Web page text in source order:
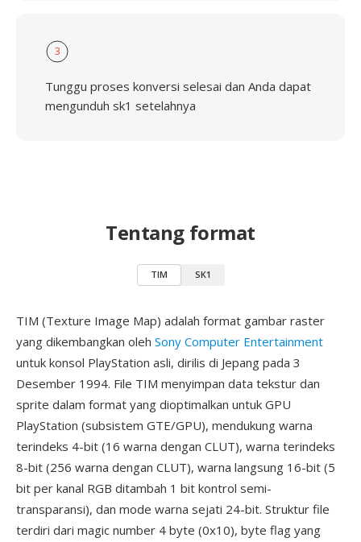
3
Tunggu proses konversi selesai dan Anda dapat
mengunduh sk1 setelahnya
Tentang format
TIM SK1
TIM (Texture Image Map) adalah format gambar raster
yang dikembangkan oleh Sony Computer Entertainment
untuk konsol PlayStation asli, dirilis di Jepang pada 3
Desember 1994. File TIM menyimpan data tekstur dan
sprite dalam format yang dioptimalkan untuk GPU
PlayStation (subsistem GTE/GPU), mendukung warna
terindeks 4-bit (16 warna dengan CLUT), warna terindeks
8-bit (256 warna dengan CLUT), warna langsung 16-bit (5
bit per kanal RGB ditambah 1 bit kontrol semi-
transparansi), dan mode warna sejati 24-bit. Struktur file
terdiri dari magic number 4 byte (0x10), byte flag yang